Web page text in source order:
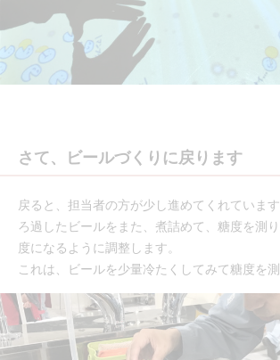
さて、ビールづくりに戻ります
戻ると、担当者の方が少し進めてくれています
ろ過したビールをまた、煮詰めて、糖度を測
度になるように調整します。
これは、ビールを少量冷たくしてみて糖度を測